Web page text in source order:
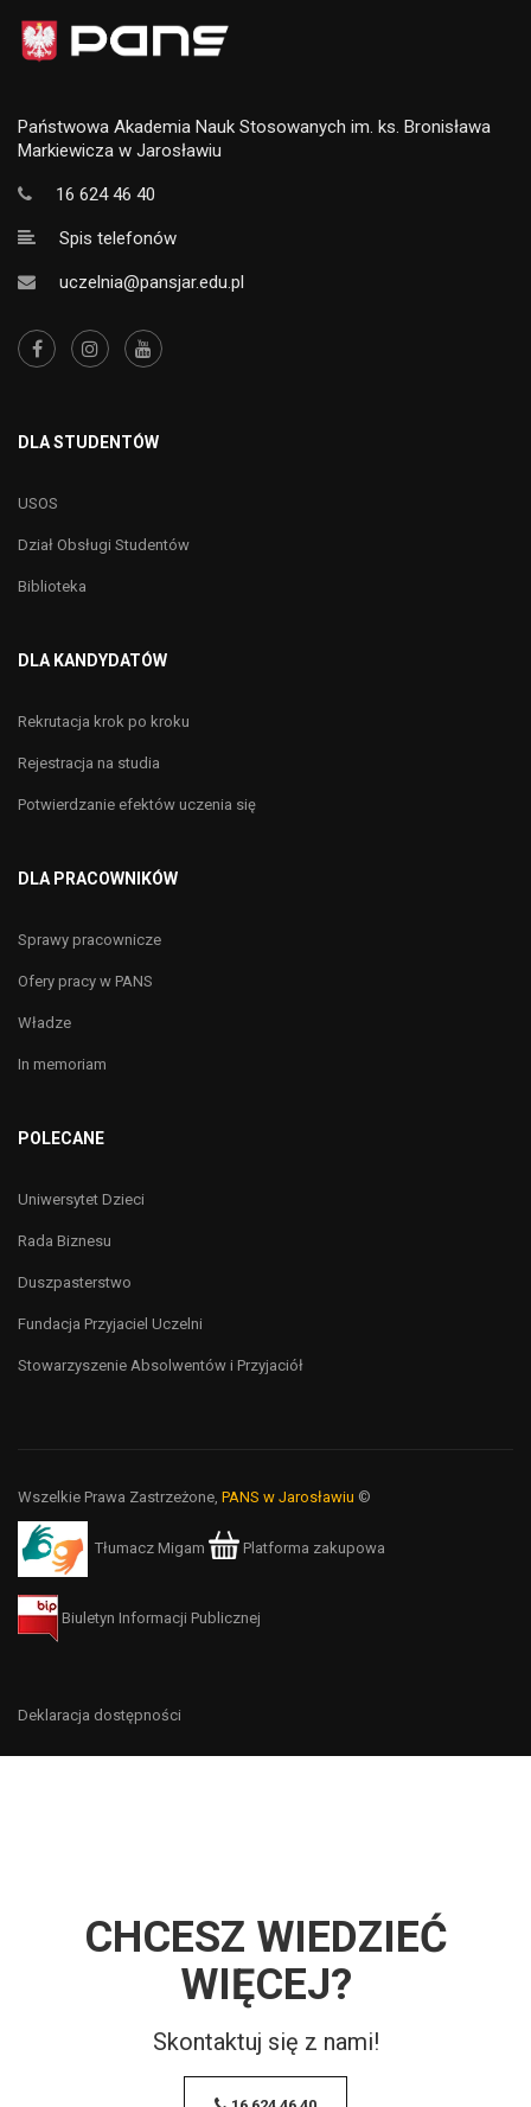
Państwowa Akademia Nauk Stosowanych im. ks. Bronisława
Markiewicza w Jarosławiu
16 624 46 40
Spis telefonów
uczelnia@pansjar.edu.pl
DLA STUDENTÓW
USOS
Dział Obsługi Studentów
Biblioteka
DLA KANDYDATÓW
Rekrutacja krok po kroku
Rejestracja na studia
Potwierdzanie efektów uczenia się
DLA PRACOWNIKÓW
Sprawy pracownicze
Ofery pracy w PANS
Władze
In memoriam
POLECANE
Uniwersytet Dzieci
Rada Biznesu
Duszpasterstwo
Fundacja Przyjaciel Uczelni
Stowarzyszenie Absolwentów i Przyjaciół
Wszelkie Prawa Zastrzeżone, PANS w Jarosławiu ©
Tłumacz Migam Platforma zakupowa
Biuletyn Informacji Publicznej
Deklaracja dostępności
CHCESZ WIEDZIEĆ
WIĘCEJ?
Skontaktuj się z nami!